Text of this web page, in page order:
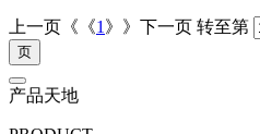
上一页《《1 》》下一页 转至第
产品天地